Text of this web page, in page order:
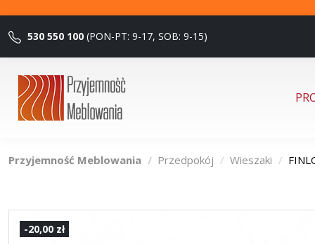
530 550 100 (PON-PT: 9-17, SOB: 9-15)
Przyjemność Meblowania Przedpokój Wieszaki
-20,00 zł